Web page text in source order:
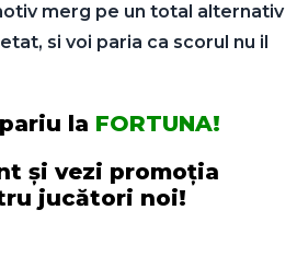
merg pe un total alternativ
si voi paria ca scorul nu il
la FORTUNA!
și vezi promoția
jucători noi!